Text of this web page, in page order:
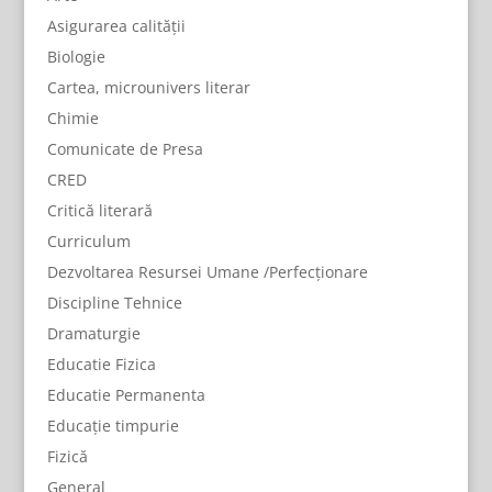
Asigurarea calității
Biologie
Cartea, microunivers literar
Chimie
Comunicate de Presa
CRED
Critică literară
Curriculum
Dezvoltarea Resursei Umane /Perfecționare
Discipline Tehnice
Dramaturgie
Educatie Fizica
Educatie Permanenta
Educație timpurie
Fizică
General